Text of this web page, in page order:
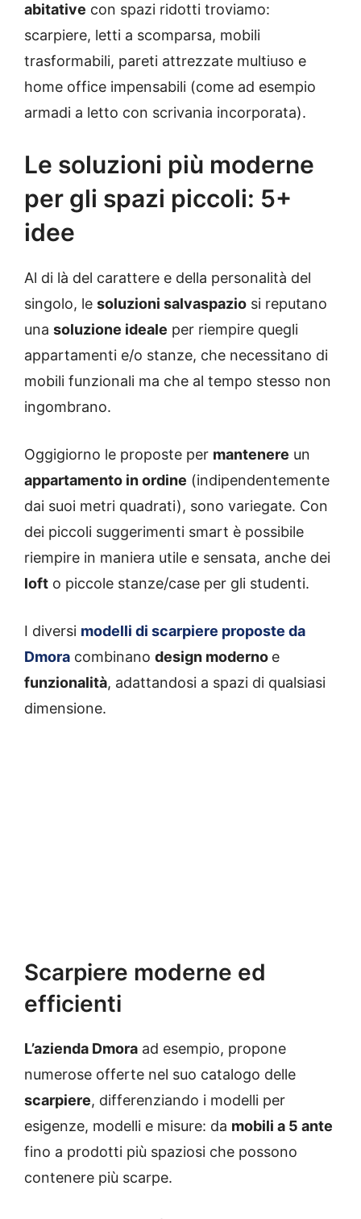
abitative con spazi ridotti troviamo:
scarpiere, letti a scomparsa, mobili
trasformabili, pareti attrezzate multiuso e
home office impensabili (come ad esempio
armadi a letto con scrivania incorporata).
Le soluzioni più moderne
per gli spazi piccoli: 5+
idee
Al di là del carattere e della personalità del
singolo, le soluzioni salvaspazio si reputano
una soluzione ideale per riempire quegli
appartamenti e/o stanze, che necessitano di
mobili funzionali ma che al tempo stesso non
ingombrano.
Oggigiorno le proposte per mantenere un
appartamento in ordine (indipendentemente
dai suoi metri quadrati), sono variegate. Con
dei piccoli suggerimenti smart è possibile
riempire in maniera utile e sensata, anche dei
loft o piccole stanze/case per gli studenti.
I diversi modelli di scarpiere proposte da
Dmora combinano design moderno e
funzionalità, adattandosi a spazi di qualsiasi
dimensione.
Scarpiere moderne ed
efficienti
L’azienda Dmora ad esempio, propone
numerose offerte nel suo catalogo delle
scarpiere, differenziando i modelli per
esigenze, modelli e misure: da mobili a 5 ante
fino a prodotti più spaziosi che possono
contenere più scarpe.